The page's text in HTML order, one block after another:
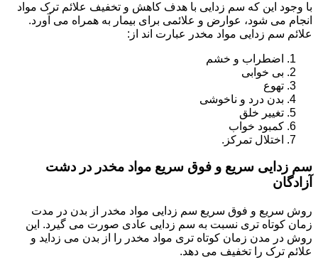
با وجود این که سم زدایی با هدف کاهش و تخفیف علائم ترک مواد
انجام می شود، عوارض و علائمی برای بیمار به همراه می آورد.
علائم سم زدایی مواد مخدر عبارت اند از:
اضطراب و خشم
بی خوابی
تهوع
بدن درد و ناخوشی
تغییر خلق
کمبود خواب
اختلال تمرکز.
سم زدایی سریع و فوق سریع مواد مخدر در دشت
آزادگان
روش سریع و فوق سریع سم زدایی مواد مخدر از بدن در مدت
زمان کوتاه تری نسبت به سم زدایی عادی صورت می گیرد. این
روش در مدن زمان کوتاه تری مواد مخدر را از بدن می زداید و
علائم ترک را تخفیف می دهد.